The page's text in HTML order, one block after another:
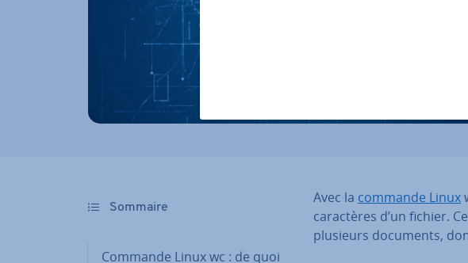
Sommaire
Commande Linux wc : de quoi
Avec la commande Linux
ca­rac­tères d’un fichier.
plusieurs documents,